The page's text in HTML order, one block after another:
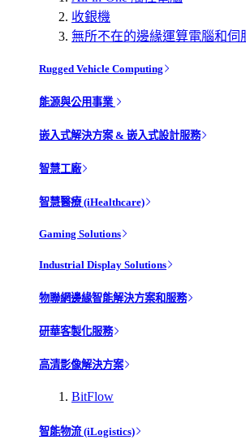
收銀機
無所不在的邊緣運算電腦和伺
Rugged Vehicle Computing
能源與公用事業
嵌入式解決方案 & 嵌入式設計服務
智慧工廠
智慧醫療 (iHealthcare)
Gaming Solutions
Industrial Display Solutions
物聯網邊緣智能解決方案和服務
研華客製化服務
高清影像解決方案
BitFlow
智能物流 (iLogistics)